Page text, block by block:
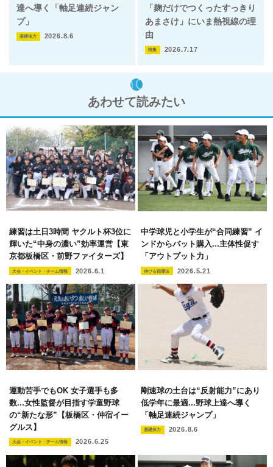
達へ導く「軸足連続ジャン
プ」
基礎体力 2026.8.6
「麹だけでつくったすっきり
あまさけ」にいま熱視線の理
由
特集 2026.7.17
あわせて読みたい
練習は土日3時間 ヤクルト杯3位に
輝いた“中身の濃い”効率運営【東
京都板橋区・前野ファイターズ】
大会・イベント・チーム情報 2026.6.1
中学球児と小学生が“合同練習” イ
ンドからバット購入...主体性促す
「アウトプット力」
伸びる指導法 2026.5.21
運動苦手でもOK 女子選手も多
数...女性監督が目指す学童野球
の“新たな形”【板橋区・仲宿イー
グルス】
大会・イベント・チーム情報 2026.6.25
剛速球の土台は“反射能力”にあり
低学年に最適...野球上達へ導く
「軸足連続ジャンプ」
基礎体力 2026.8.6